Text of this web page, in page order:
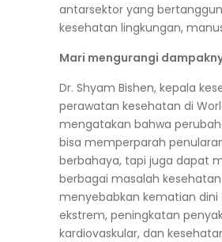
antarsektor yang
kesehatan lingkungan,
Mari mengurangi
Dr. Shyam Bishen, kepala
perawatan kesehatan di
mengatakan bahwa
bisa memperparah
berbahaya, tapi juga dapat
berbagai masalah
menyebabkan kematian
ekstrem, peningkatan
kardiovaskular, dan